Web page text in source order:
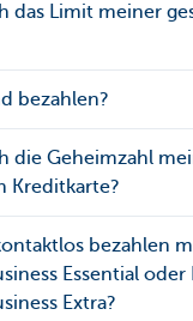
das Limit meiner
bezahlen?
die Geheimzahl
Kreditkarte?
bezahlen
Essential oder
Extra?